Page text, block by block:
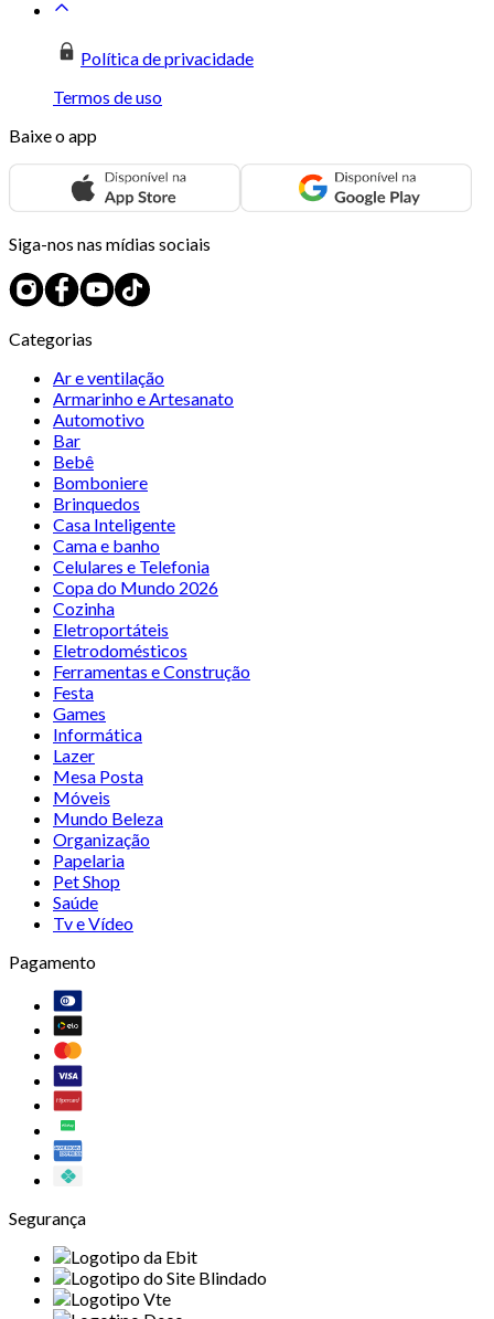
Política de privacidade
Termos de uso
Baixe o app
Siga-nos nas mídias sociais
Categorias
Ar e ventilação
Armarinho e Artesanato
Automotivo
Bar
Bebê
Bomboniere
Brinquedos
Casa Inteligente
Cama e banho
Celulares e Telefonia
Copa do Mundo 2026
Cozinha
Eletroportáteis
Eletrodomésticos
Ferramentas e Construção
Festa
Games
Informática
Lazer
Mesa Posta
Móveis
Mundo Beleza
Organização
Papelaria
Pet Shop
Saúde
Tv e Vídeo
Pagamento
Segurança